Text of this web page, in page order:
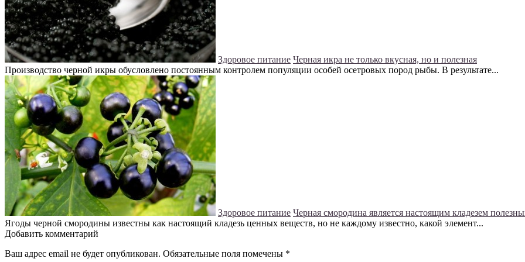
Здоровое питание Черная икра не только вкусная, но и полезная
Производство черной икры обусловлено постоянным контролем популяции особей осетровых пород рыбы. В результате...
Здоровое питание Черная смородина является настоящим кладезем
Ягоды черной смородины известны как настоящий кладезь ценных веществ, но не каждому известно, какой элемент...
Добавить комментарий
Ваш адрес email не будет опубликован. Обязательные поля помечены *